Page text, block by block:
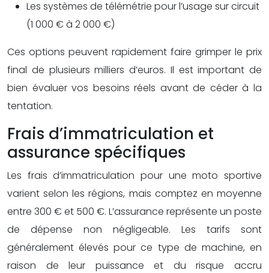
Les systèmes de télémétrie pour l’usage sur circuit
(1 000 € à 2 000 €)
Ces options peuvent rapidement faire grimper le prix
final de plusieurs milliers d’euros. Il est important de
bien évaluer vos besoins réels avant de céder à la
tentation.
Frais d’immatriculation et
assurance spécifiques
Les frais d’immatriculation pour une moto sportive
varient selon les régions, mais comptez en moyenne
entre 300 € et 500 €. L’assurance représente un poste
de dépense non négligeable. Les tarifs sont
généralement élevés pour ce type de machine, en
raison de leur puissance et du risque accru